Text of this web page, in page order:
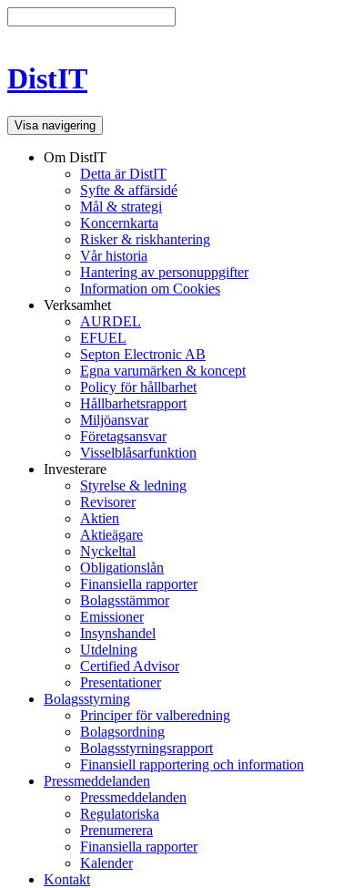
DistIT
Visa navigering
Om DistIT
Detta är DistIT
Syfte & affärsidé
Mål & strategi
Koncernkarta
Risker & riskhantering
Vår historia
Hantering av personuppgifter
Information om Cookies
Verksamhet
AURDEL
EFUEL
Septon Electronic AB
Egna varumärken & koncept
Policy för hållbarhet
Hållbarhetsrapport
Miljöansvar
Företagsansvar
Visselblåsarfunktion
Investerare
Styrelse & ledning
Revisorer
Aktien
Aktieägare
Nyckeltal
Obligationslån
Finansiella rapporter
Bolagsstämmor
Emissioner
Insynshandel
Utdelning
Certified Advisor
Presentationer
Bolagsstyrning
Principer för valberedning
Bolagsordning
Bolagsstyrningsrapport
Finansiell rapportering och information
Pressmeddelanden
Pressmeddelanden
Regulatoriska
Prenumerera
Finansiella rapporter
Kalender
Kontakt